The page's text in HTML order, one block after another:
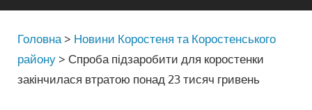
Головна > Новини Коростеня та Коростенського
району > Спроба підзаробити для коростенки
закінчилася втратою понад 23 тисяч гривень